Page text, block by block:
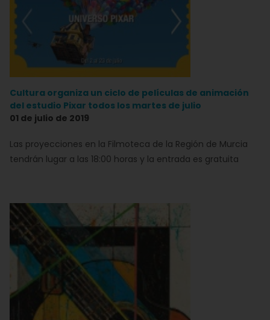
Cultura organiza un ciclo de películas de animación
del estudio Pixar todos los martes de julio
01 de julio de 2019
Las proyecciones en la Filmoteca de la Región de Murcia
tendrán lugar a las 18:00 horas y la entrada es gratuita